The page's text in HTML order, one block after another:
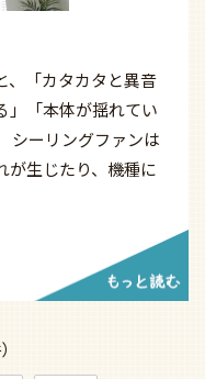
、「カタカタと異音
」「本体が揺れてい
シーリングファンは
が生じたり、機種に